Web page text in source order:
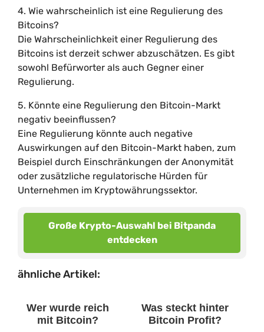
4. Wie wahrscheinlich ist eine Regulierung des
Bitcoins?
Die Wahrscheinlichkeit einer Regulierung des
Bitcoins ist derzeit schwer abzuschätzen. Es gibt
sowohl Befürworter als auch Gegner einer
Regulierung.
5. Könnte eine Regulierung den Bitcoin-Markt
negativ beeinflussen?
Eine Regulierung könnte auch negative
Auswirkungen auf den Bitcoin-Markt haben, zum
Beispiel durch Einschränkungen der Anonymität
oder zusätzliche regulatorische Hürden für
Unternehmen im Kryptowährungssektor.
Große Krypto-Auswahl bei Bitpanda
entdecken
ähnliche Artikel:
Wer wurde reich
mit Bitcoin?
Was steckt hinter
Bitcoin Profit?